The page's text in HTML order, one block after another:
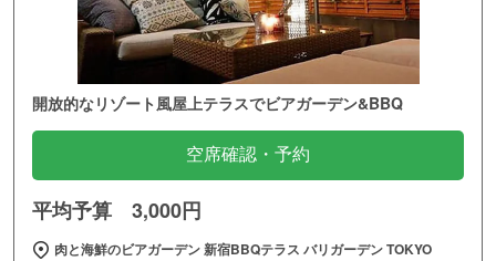
開放的なリゾート風屋上テラスでビアガーデン&BBQ
空席確認・予約
平均予算 3,000円
肉と海鮮のビアガーデン 新宿BBQテラス バリガーデン TOKYO